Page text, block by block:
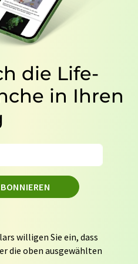
die Life-
in Ihren
willigen Sie ein, dass
die oben ausgewählten